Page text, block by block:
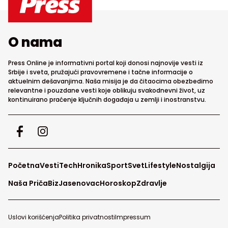
O nama
Press Online je informativni portal koji donosi najnovije vesti iz
Srbije i sveta, pružajući pravovremene i tačne informacije o
aktuelnim dešavanjima. Naša misija je da čitaocima obezbedimo
relevantne i pouzdane vesti koje oblikuju svakodnevni život, uz
kontinuirano praćenje ključnih događaja u zemlji i inostranstvu.
PočetnaVestiTechHronikaSportSvetLifestyleNostalgija
Naša PričaBizJasenovacHoroskopZdravlje
Uslovi korišćenjaPolitika privatnostiImpressum